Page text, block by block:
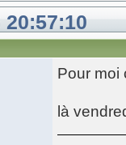
20:57:10
Pour moi
là